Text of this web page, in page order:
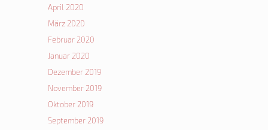
April 2020
März 2020
Februar 2020
Januar 2020
Dezember 2019
November 2019
Oktober 2019
September 2019